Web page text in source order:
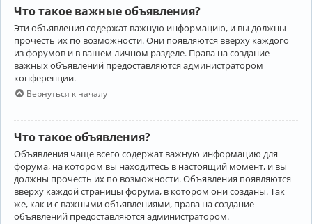
Что такое важные объявления?
Эти объявления содержат важную информацию, и вы должны
прочесть их по возможности. Они появляются вверху каждого
из форумов и в вашем личном разделе. Права на создание
важных объявлений предоставляются администратором
конференции.
Вернуться к началу
Что такое объявления?
Объявления чаще всего содержат важную информацию для
форума, на котором вы находитесь в настоящий момент, и вы
должны прочесть их по возможности. Объявления появляются
вверху каждой страницы форума, в котором они созданы. Так
же, как и с важными объявлениями, права на создание
объявлений предоставляются администратором.